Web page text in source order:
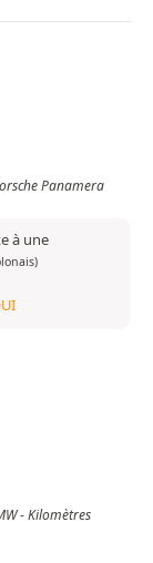
Panamera
à une
- Kilomètres